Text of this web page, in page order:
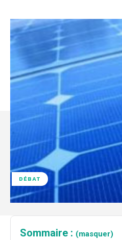
DÉBAT
Sommaire : (masquer)